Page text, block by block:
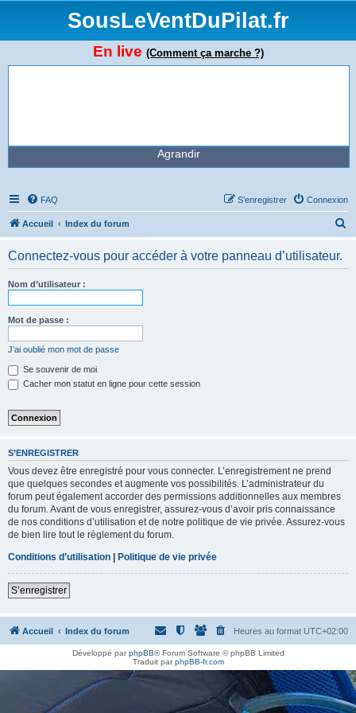
SousLeVentDuPilat.fr
En live (Comment ça marche ?)
Agrandir
FAQ Connexion
S’enregistrer
Accueil Index du forum
Connectez-vous pour accéder à votre panneau d’utilisateur.
Nom d’utilisateur :
Mot de passe :
J’ai oublié mon mot de passe
Se souvenir de moi
Cacher mon statut en ligne pour cette session
S’ENREGISTRER
Vous devez être enregistré pour vous connecter. L’enregistrement ne prend
que quelques secondes et augmente vos possibilités. L’administrateur du
forum peut également accorder des permissions additionnelles aux membres
du forum. Avant de vous enregistrer, assurez-vous d’avoir pris connaissance
de nos conditions d’utilisation et de notre politique de vie privée. Assurez-vous
de bien lire tout le règlement du forum.
Conditions d’utilisation
Politique de vie privée
S’enregistrer
Accueil Index du forum Heures au format UTC+02:00
Développé parphpBB® Forum Software © phpBB Limited
Traduit parphpBB-fr.com